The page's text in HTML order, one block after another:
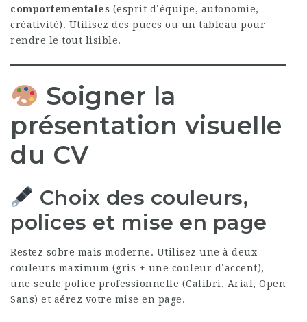
comportementales (esprit d’équipe, autonomie,
créativité). Utilisez des puces ou un tableau pour
rendre le tout lisible.
Soigner la
présentation visuelle
du CV
Choix des couleurs,
polices et mise en page
Restez sobre mais moderne. Utilisez une à deux
couleurs maximum (gris + une couleur d’accent),
une seule police professionnelle (Calibri, Arial, Open
Sans) et aérez votre mise en page.